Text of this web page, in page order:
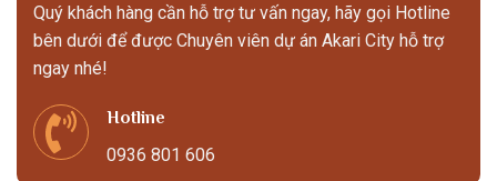
Quý khách hàng cần hỗ trợ tư vấn ngay, hãy gọi Hotline
bên dưới để được Chuyên viên dự án Akari City hỗ trợ
ngay nhé!
Hotline
0936 801 606